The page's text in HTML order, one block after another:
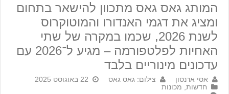
המותג גאס גאס מתכוון להישאר בתחום
ומציג את דגמי האנדורו והמוטוקרוס
לשנת 2026, שכמו במקרה של שתי
האחיות לפלטפורמה – מגיע ל־2026 עם
עדכונים מינוריים בלבד
אסי ארנסון צילום: גאס גאס
22 באוגוסט 2025
חדשות מכונות